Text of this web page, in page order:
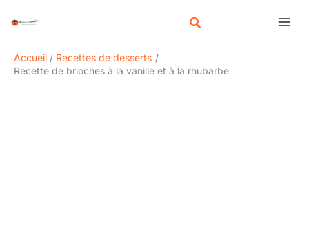
Accueil
Recettes de desserts
Recette de brioches à la vanille et à la rhubarbe
e
h